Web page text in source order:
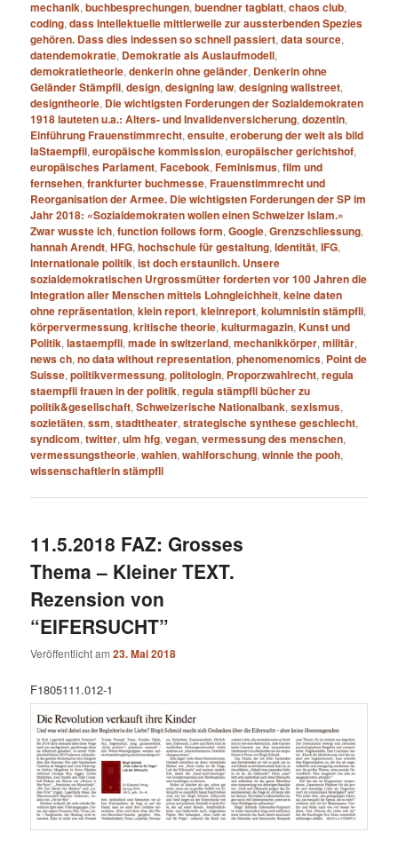
mechanik,buchbesprechungen,buendner tagblatt,chaos club,
coding,dass Intellektuelle mittlerweile zur aussterbenden Spezies
gehören. Dass dies indessen so schnell passiert,data source,
datendemokratie, Demokratie als Auslaufmodell,
demokratietheorie,denkerin ohne geländer, Denkerin ohne
Geländer Stämpfli,design,designing law,designing wallstreet,
designtheorie, Die wichtigsten Forderungen der Sozialdemokraten
1918 lauteten u.a.: Alters- und Invalidenversicherung,dozentin,
Einführung Frauenstimmrecht,ensuite,eroberung der welt als bild
laStaempfli,europäische kommission,europäischer gerichtshof,
europäisches Parlament,Facebook,Feminismus,film und
fernsehen,frankfurter buchmesse,Frauenstimmrecht und
Reorganisation der Armee. Die wichtigsten Forderungen der SP im
Jahr 2018: «Sozialdemokraten wollen einen Schweizer Islam.»
Zwar wusste ich,function follows form,Google,Grenzschliessung,
hannah Arendt,HFG,hochschule für gestaltung,Identität,IFG,
internationale politik,ist doch erstaunlich. Unsere
sozialdemokratischen Urgrossmütter forderten vor 100 Jahren die
Integration aller Menschen mittels Lohngleichheit,keine daten
ohne repräsentation,klein report,kleinreport,kolumnistin stämpfli,
körpervermessung,kritische theorie,kulturmagazin,Kunst und
Politik,lastaempfli,made in switzerland,mechanikkörper,militär,
news ch,no data without representation,phenomenomics, Point de
Suisse,politikvermessung,politologin, Proporzwahlrecht,regula
staempfli frauen in der politik,regula stämpfli bücher zu
politik&gesellschaft,Schweizerische Nationalbank,sexismus,
sozietäten,ssm,stadttheater,strategische synthese geschlecht,
syndicom,twitter,ulm hfg,vegan,vermessung des menschen,
vermessungstheorie,wahlen,wahlforschung,winnie the pooh,
wissenschaftlerin stämpfli
11.5.2018 FAZ: Grosses
Thema – Kleiner TEXT.
Rezension von
“EIFERSUCHT”
Veröffentlicht am23. Mai 2018
F1805111.012-1